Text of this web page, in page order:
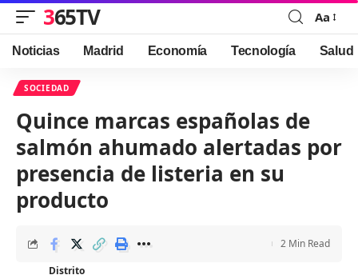
365TV
Font
Resizer
Aa
Noticias Madrid Economía Tecnología Salud
SOCIEDAD
Quince marcas españolas de
salmón ahumado alertadas por
presencia de listeria en su
producto
Distrito
2 Min Read